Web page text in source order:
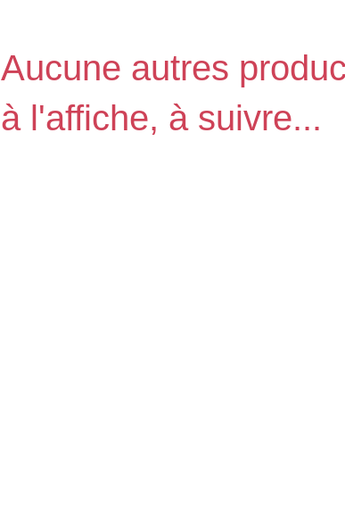
Aucune autres
à l'affiche, à suivre...